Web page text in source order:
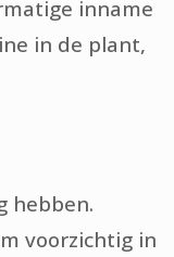
inname
in de plant,
hebben.
voorzichtig in